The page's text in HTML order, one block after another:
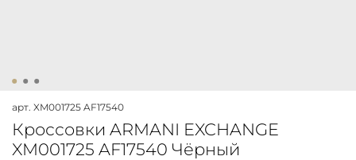
арт. XM001725 AF17540
Кроссовки ARMANI EXCHANGE
XM001725 AF17540 Чёрный